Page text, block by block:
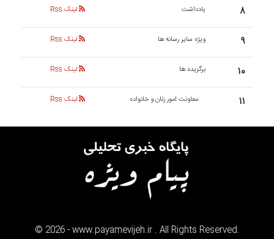
۸ یادداشت لینک Rss
۹ ویژه سایر رسانه ها لینک Rss
۱۰ برگزیده ها لینک Rss
۱۱ معاونت امور زنان و خانواده لینک Rss
© 2026- www.payamevijeh.ir . All Rights Reserved.